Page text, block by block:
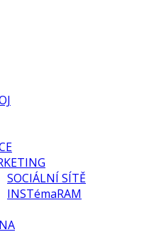
SOCIÁLNÍ SÍTĚ
INSTémaRAM